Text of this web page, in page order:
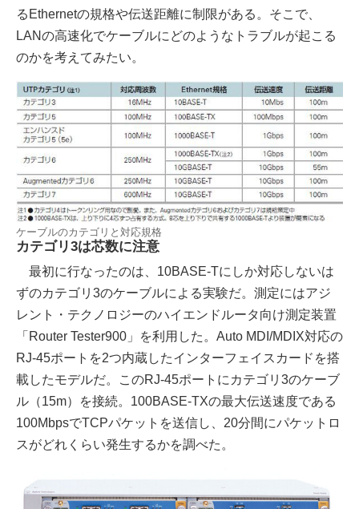
るEthernetの規格や伝送距離に制限がある。そこで、
LANの高速化でケーブルにどのようなトラブルが起こる
のかを考えてみたい。
ケーブルのカテゴリと対応規格
カテゴリ3は芯数に注意
最初に行なったのは、10BASE-Tにしか対応しないは
ずのカテゴリ3のケーブルによる実験だ。測定にはアジ
レント・テクノロジーのハイエンドルータ向け測定装置
「Router Tester900」を利用した。Auto MDI/MDIX対応の
RJ-45ポートを2つ内蔵したインターフェイスカードを搭
載したモデルだ。このRJ-45ポートにカテゴリ3のケーブ
ル（15m）を接続。100BASE-TXの最大伝送速度である
100MbpsでTCPパケットを送信し、20分間にパケットロ
スがどれくらい発生するかを調べた。